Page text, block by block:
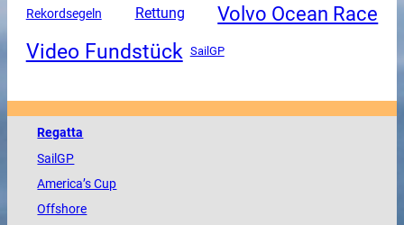
Rekordsegeln Rettung Volvo Ocean Race
Video Fundstück SailGP
Regatta
SailGP
America’s Cup
Offshore